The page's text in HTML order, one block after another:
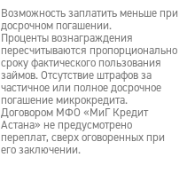
Возможность заплатить меньше при
досрочном погашении.
Проценты вознаграждения
пересчитываются пропорционально
сроку фактического пользования
займов. Отсутствие штрафов за
частичное или полное досрочное
погашение микрокредита.
Договором МФО «МиГ Кредит
Астана» не предусмотрено
переплат, сверх оговоренных при
его заключении.